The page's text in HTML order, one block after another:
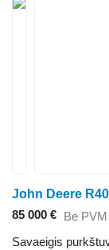
John Deere
85 000 € Be PVM
Savaeigis